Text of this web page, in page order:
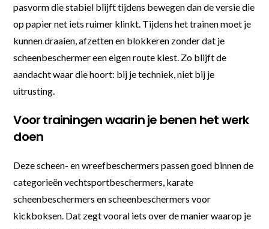
pasvorm die stabiel blijft tijdens bewegen dan de versie die
op papier net iets ruimer klinkt. Tijdens het trainen moet je
kunnen draaien, afzetten en blokkeren zonder dat je
scheenbeschermer een eigen route kiest. Zo blijft de
aandacht waar die hoort: bij je techniek, niet bij je
uitrusting.
Voor trainingen waarin je benen het werk
doen
Deze scheen- en wreefbeschermers passen goed binnen de
categorieën vechtsportbeschermers, karate
scheenbeschermers en scheenbeschermers voor
kickboksen. Dat zegt vooral iets over de manier waarop je